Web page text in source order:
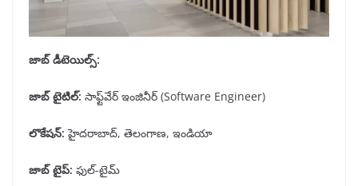
జాబ్ డీటెయిల్స్:
జాబ్ టైటిల్: సాఫ్ట్‌వేర్ ఇంజినీర్ (Software Engineer)
లొకేషన్: హైదరాబాద్, తెలంగాణ, ఇండియా
జాబ్ టైప్: ఫుల్-టైమ్